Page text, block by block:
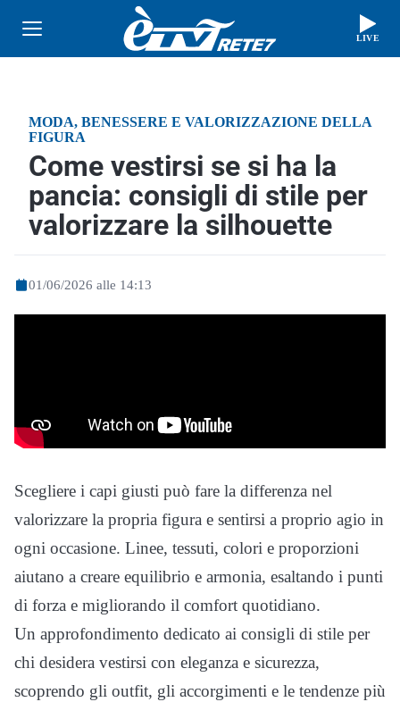
LIVE
MODA, BENESSERE E VALORIZZAZIONE DELLA
FIGURA
Come vestirsi se si ha la
pancia: consigli di stile per
valorizzare la silhouette
01/06/2026 alle 14:13
Scegliere i capi giusti può fare la differenza nel
valorizzare la propria figura e sentirsi a proprio agio in
ogni occasione. Linee, tessuti, colori e proporzioni
aiutano a creare equilibrio e armonia, esaltando i punti
di forza e migliorando il comfort quotidiano.
Un approfondimento dedicato ai consigli di stile per
chi desidera vestirsi con eleganza e sicurezza,
scoprendo gli outfit, gli accorgimenti e le tendenze più